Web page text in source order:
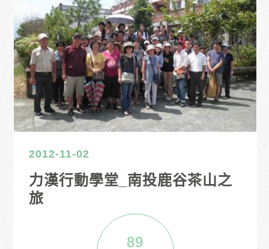
2012-11-02
力漢行動學堂_南投鹿谷茶山之
旅
89